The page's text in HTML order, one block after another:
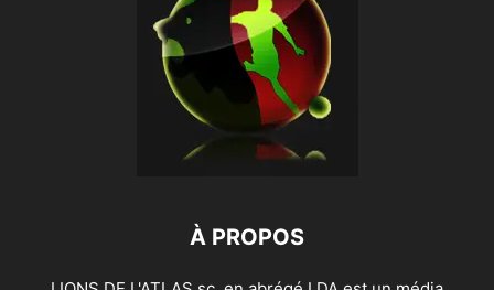
À PROPOS